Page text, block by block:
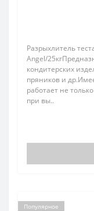
Разрыхлитель
Angel/
кондитерских
пряников и
работает не
при вы..
Популярное